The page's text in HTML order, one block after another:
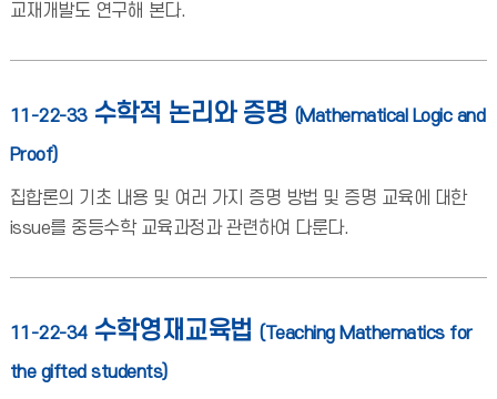
교재개발도 연구해 본다.
11-22-33 수학적 논리와 증명 (Mathematical Logic and
Proof)
집합론의 기초 내용 및 여러 가지 증명 방법 및 증명 교육에 대한
issue를 중등수학 교육과정과 관련하여 다룬다.
11-22-34 수학영재교육법 (Teaching Mathematics for
the gifted students)